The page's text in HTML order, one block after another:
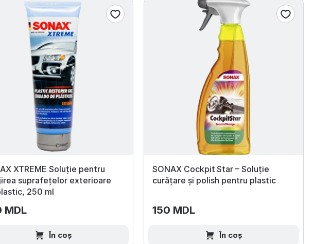
XTREME Soluție pentru
suprafețelor exterioare
250 ml
MDL
În coș
SONAX Cockpit Star – Soluție
curățare și polish pentru plastic
150 MDL
În coș